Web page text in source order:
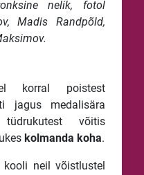
nelik, fotol
Madis Randpõld,
korral poistest
jagus medalisära
võitis
kolmanda koha.
kooli neil võistlustel